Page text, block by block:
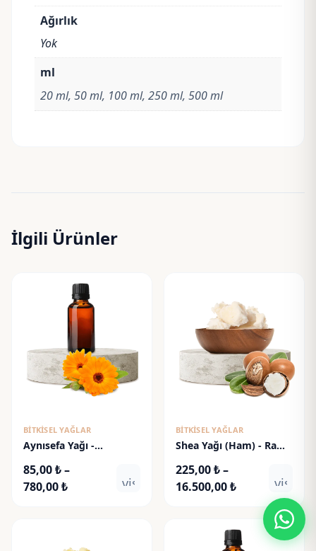
Ağırlık
Yok
ml
20 ml, 50 ml, 100 ml, 250 ml, 500 ml
İlgili Ürünler
BITKISEL YAĞLAR
Aynısefa Yağı -
85,00₺–
780,00₺Fiyat
visibility
BITKISEL YAĞLAR
Shea Yağı (Ham) - Raw
225,00₺–
16.500,00₺Fiyat
aralığı:
225,00 ₺
-